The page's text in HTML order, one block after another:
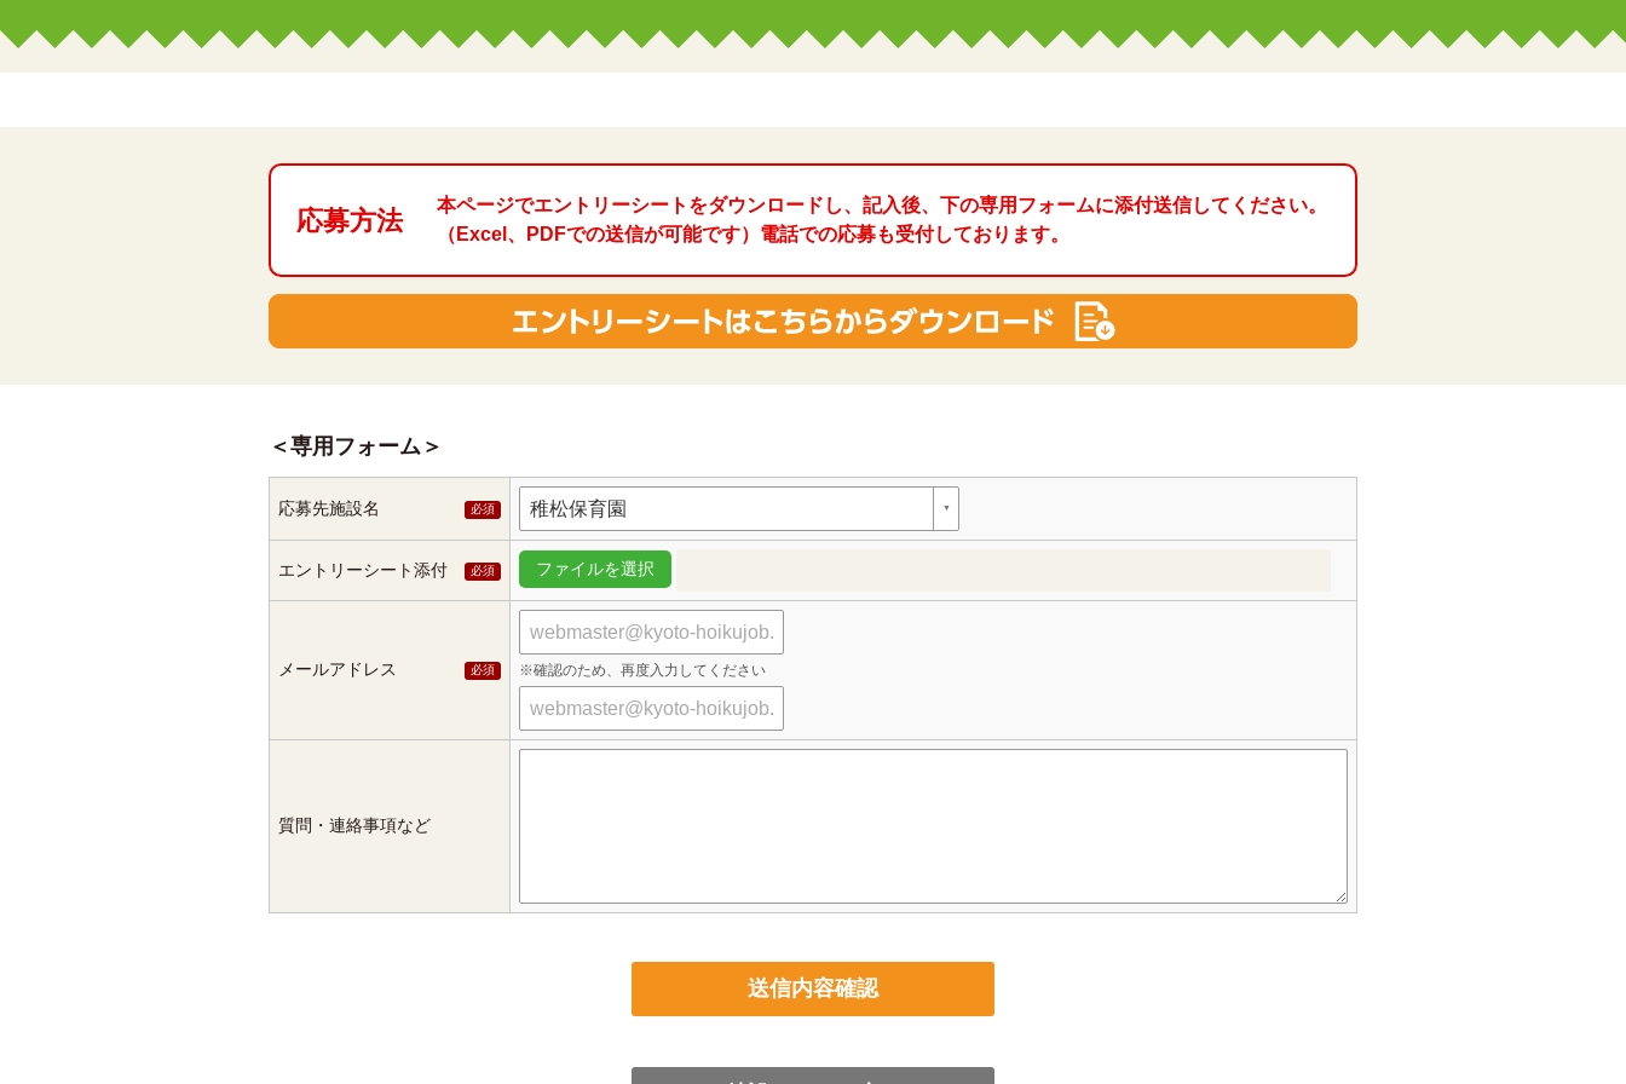
応募方法
本ページでエントリーシートをダウンロードし、記入後、下の専用フォームに添付送信してください。
（Excel、PDFでの送信が可能です）電話での応募も受付しております。
専用フォーム
応募先施設名
エントリーシート添付
メールアドレス 確認のため、再度入力してください
質問・連絡事項など
送信内容確認